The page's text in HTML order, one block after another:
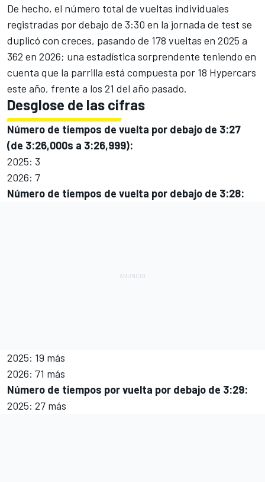
De hecho, el número total de vueltas individuales
registradas por debajo de 3:30 en la jornada de test se
duplicó con creces, pasando de 178 vueltas en 2025 a
362 en 2026; una estadística sorprendente teniendo en
cuenta que la parrilla está compuesta por 18 Hypercars
este año, frente a los 21 del año pasado.
Desglose de las cifras
Número de tiempos de vuelta por debajo de 3:27
(de 3:26,000s a 3:26,999):
2025: 3
2026: 7
Número de tiempos de vuelta por debajo de 3:28:
2025: 19 más
2026: 71 más
Número de tiempos por vuelta por debajo de 3:29:
2025: 27 más